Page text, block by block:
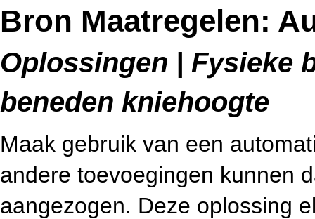
Bron Maatregelen:
Oplossingen | Fysieke
beneden kniehoogte
Maak gebruik van een
andere toevoegingen kunnen
aangezogen. Deze oplossing